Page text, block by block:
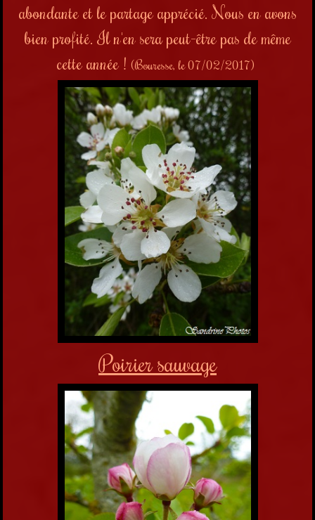
abondante et le partage apprécié. Nous en avons
bien profité. Il n'en sera peut-être pas de même
cette année ! (Bouresse, le 07/02/2017)
Poirier sauvage